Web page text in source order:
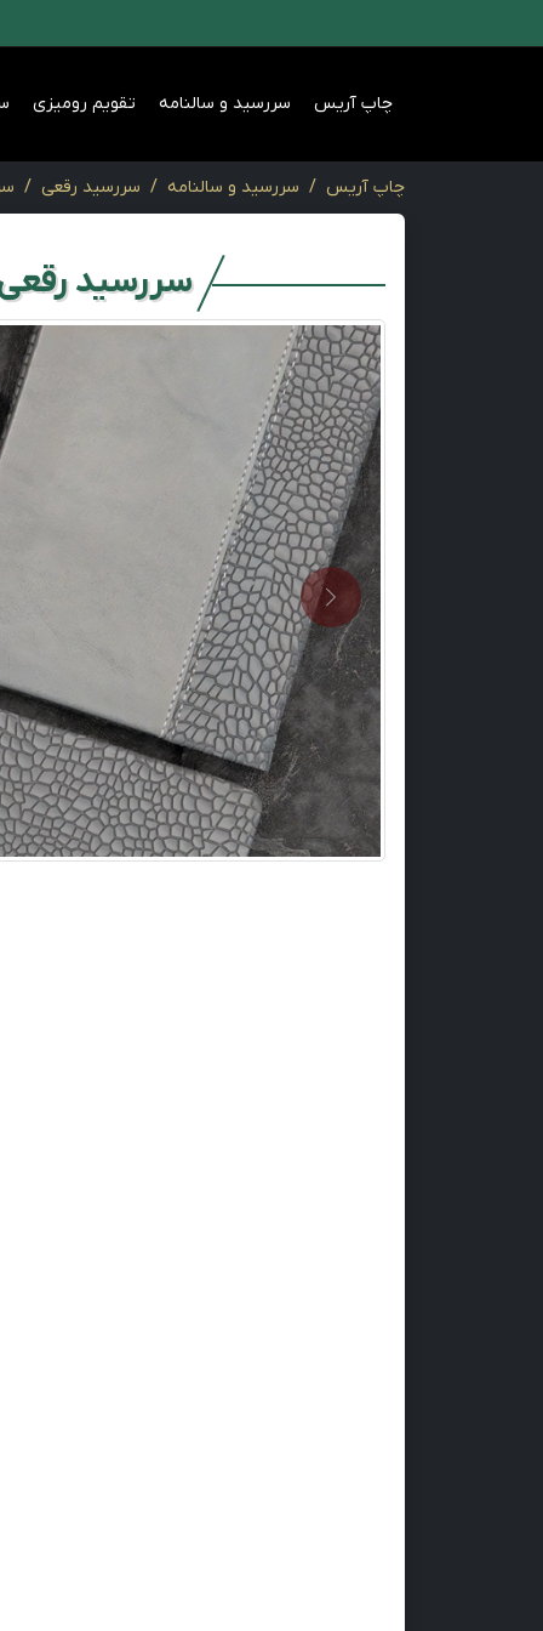
چاپ آریس سررسید و سالنامه تقویم رومیزی
چاپ آریس سررسید و سالنامه سررسید رقعی
سررسید
Previous